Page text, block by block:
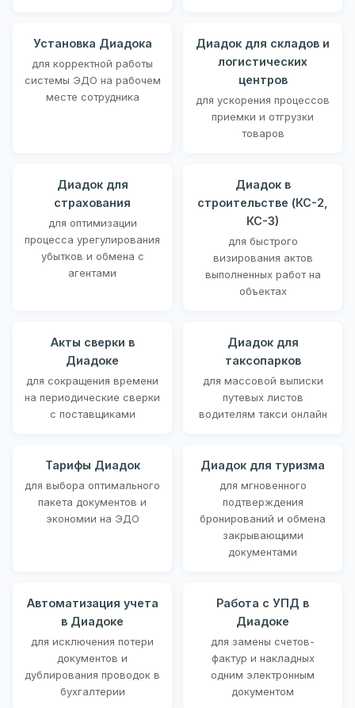
Установка Диадока
для корректной работы
системы ЭДО на рабочем
месте сотрудника
Диадок для складов и
логистических
центров
для ускорения процессов
приемки и отгрузки
товаров
Диадок для
страхования
для оптимизации
процесса урегулирования
убытков и обмена с
агентами
Диадок в
строительстве (КС-2,
КС-3)
для быстрого
визирования актов
выполненных работ на
объектах
Акты сверки в
Диадоке
для сокращения времени
на периодические сверки
с поставщиками
Диадок для
таксопарков
для массовой выписки
путевых листов
водителям такси онлайн
Тарифы Диадок
для выбора оптимального
пакета документов и
экономии на ЭДО
Диадок для туризма
для мгновенного
подтверждения
бронирований и обмена
закрывающими
документами
Автоматизация учета
в Диадоке
для исключения потери
документов и
дублирования проводок в
бухгалтерии
Работа с УПД в
Диадоке
для замены счетов-
фактур и накладных
одним электронным
документом